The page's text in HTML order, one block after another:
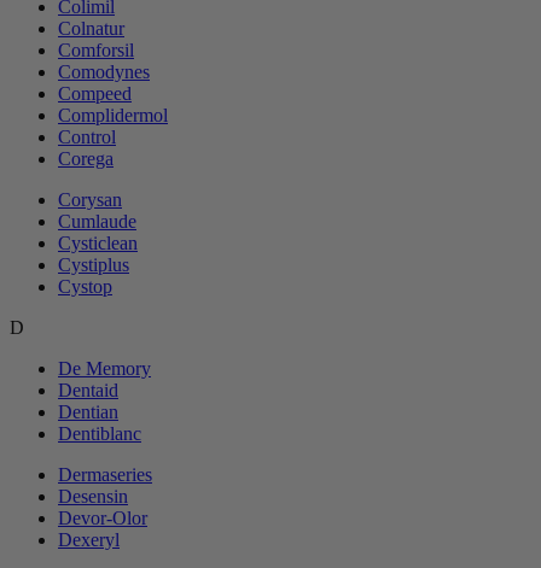
Colimil
Colnatur
Comforsil
Comodynes
Compeed
Complidermol
Control
Corega
Corysan
Cumlaude
Cysticlean
Cystiplus
Cystop
D
De Memory
Dentaid
Dentian
Dentiblanc
Dermaseries
Desensin
Devor-Olor
Dexeryl